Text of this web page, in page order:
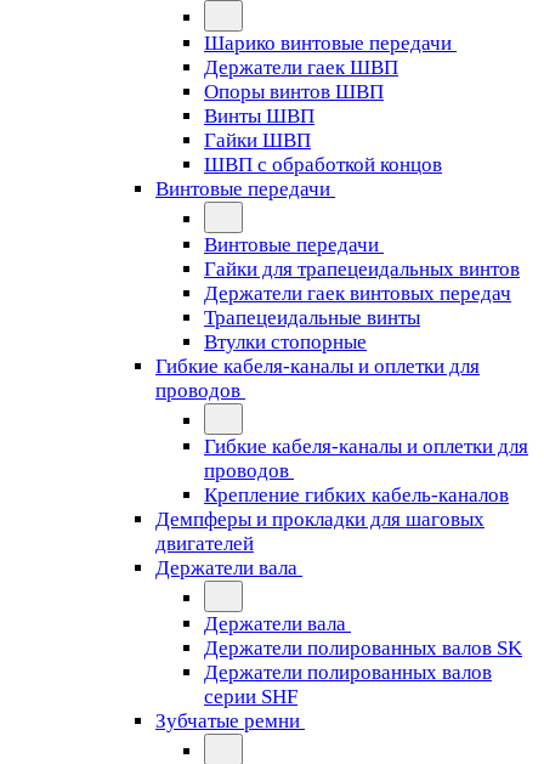
Шарико винтовые передачи
Держатели гаек ШВП
Опоры винтов ШВП
Винты ШВП
Гайки ШВП
ШВП с обработкой концов
Винтовые передачи
Винтовые передачи
Гайки для трапецеидальных винтов
Держатели гаек винтовых передач
Трапецеидальные винты
Втулки стопорные
Гибкие кабеля-каналы и оплетки для
проводов
Гибкие кабеля-каналы и оплетки для
проводов
Крепление гибких кабель-каналов
Демпферы и прокладки для шаговых
двигателей
Держатели вала
Держатели вала
Держатели полированных валов SK
Держатели полированных валов
серии SHF
Зубчатые ремни